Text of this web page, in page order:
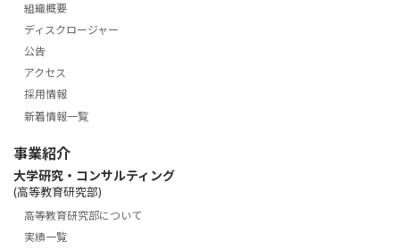
組織概要
ディスクロージャー
公告
アクセス
採用情報
新着情報一覧
事業紹介
大学研究・コンサルティング
(高等教育研究部)
高等教育研究部について
実績一覧